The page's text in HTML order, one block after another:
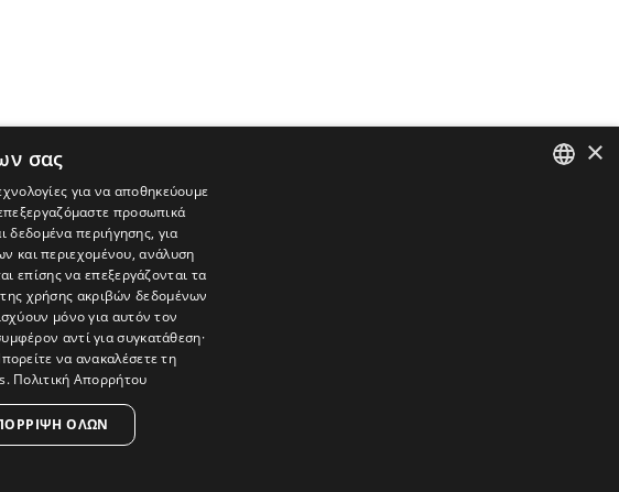
Ειδήσεις, συνεντεύξεις, συναντήσεις, ρεπορτάζ, ήχοι, εικόνες – κινούμενες
×
σας
για να αποθηκεύουμε
προσωπικά
δεδομένα περιήγησης, για
και περιεχομένου, ανάλυση
επίσης να επεξεργάζονται τα
χρήσης ακριβών δεδομένων
μόνο για αυτόν τον
αντί για συγκατάθεση·
να ανακαλέσετε τη
. Πολιτική Απορρήτου
ΌΛΩΝ